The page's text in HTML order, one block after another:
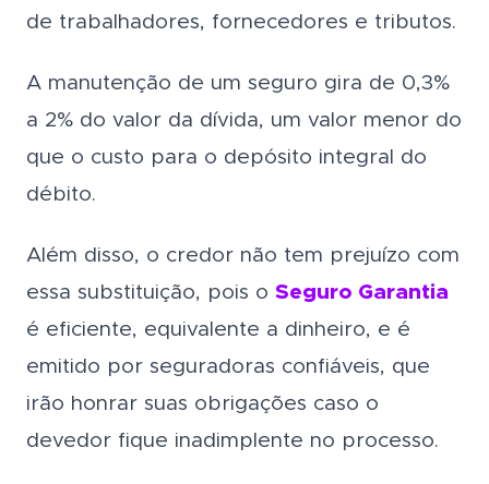
de trabalhadores, fornecedores e tributos.
A manutenção de um seguro gira de 0,3%
a 2% do valor da dívida, um valor menor do
que o custo para o depósito integral do
débito.
Além disso, o credor não tem prejuízo com
essa substituição, pois o Seguro Garantia
é eficiente, equivalente a dinheiro, e é
emitido por seguradoras confiáveis, que
irão honrar suas obrigações caso o
devedor fique inadimplente no processo.